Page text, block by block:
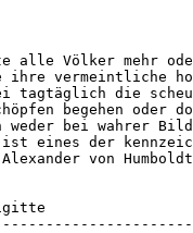
alle Völker mehr
ihre vermeintliche
tagtäglich die
begehen
weder bei wahrer
ist eines der
von Humboldt